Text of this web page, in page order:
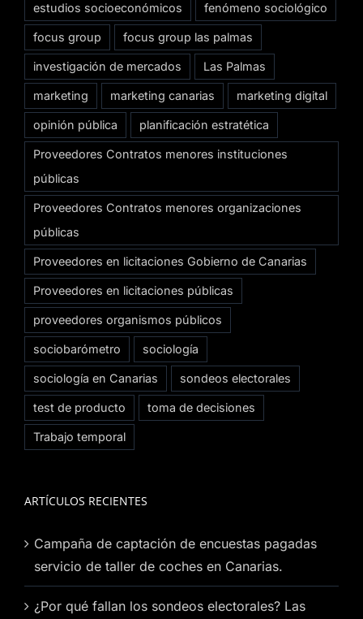
estudios socioeconómicos fenómeno sociológico
focus group focus group las palmas
investigación de mercados Las Palmas
marketing marketing canarias marketing digital
opinión pública planificación estratética
Proveedores Contratos menores instituciones
públicas
Proveedores Contratos menores organizaciones
públicas
Proveedores en licitaciones Gobierno de Canarias
Proveedores en licitaciones públicas
proveedores organismos públicos
sociobarómetro sociología
sociología en Canarias sondeos electorales
test de producto toma de decisiones
Trabajo temporal
ARTÍCULOS RECIENTES
Campaña de captación de encuestas pagadas
servicio de taller de coches en Canarias.
¿Por qué fallan los sondeos electorales? Las